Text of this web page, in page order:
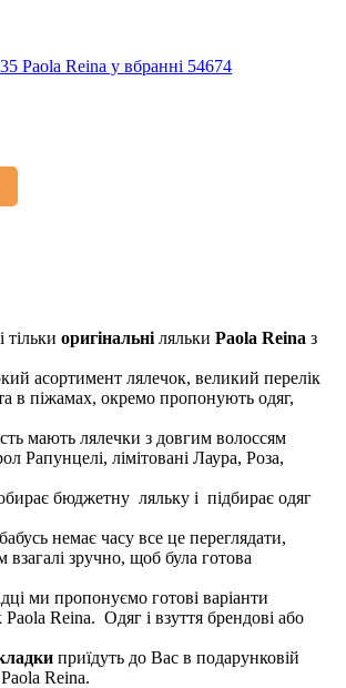
Paola Reina у вбранні 54674
оригінальні ляльки Paola Reina з
асортимент лялечок, великий перелік
в піжамах, окремо пропонують одяг,
мають лялечки з довгим волоссям
Рапунцелі, лімітовані Лаура, Роза,
бюджетну ляльку і підбирає одяг
немає часу все це переглядати,
взагалі зручно, щоб була готова
ми пропонуємо готові варіанти
Reina. Одяг і взуття брендові або
приїдуть до Вас в подарунковій
Reina.